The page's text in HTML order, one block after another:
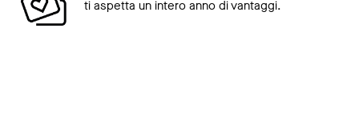
ti aspetta un intero anno di vantaggi.